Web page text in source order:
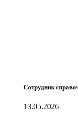
Сотрудник
13.05.2026